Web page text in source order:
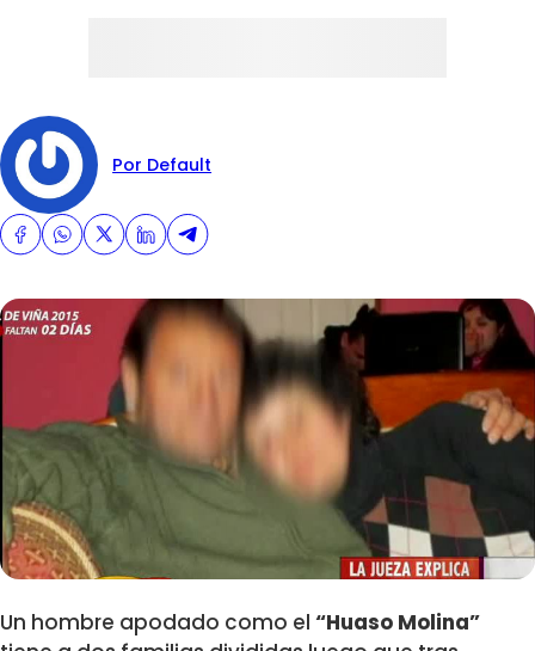
Por Default
Un hombre apodado como el “Huaso Molina”